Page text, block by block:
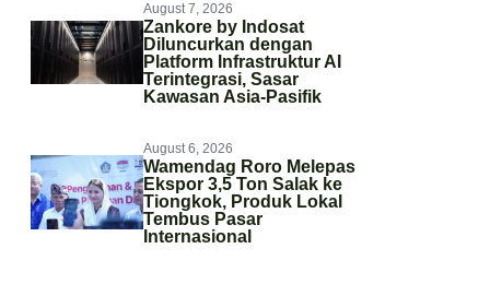
August 7, 2026
Zankore by Indosat
Diluncurkan dengan
Platform Infrastruktur AI
Terintegrasi, Sasar
Kawasan Asia-Pasifik
August 6, 2026
Wamendag Roro Melepas
Ekspor 3,5 Ton Salak ke
Tiongkok, Produk Lokal
Tembus Pasar
Internasional